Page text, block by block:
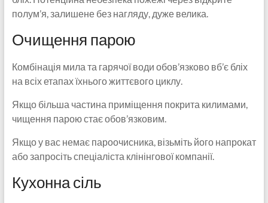
полум’я, залишене без нагляду, дуже велика.
Очищення парою
Комбінація мила та гарячої води обов’язково вб’є бліх
на всіх етапах їхнього життєвого циклу.
Якщо більша частина приміщення покрита килимами,
чищення парою стає обов’язковим.
Якщо у вас немає пароочисника, візьміть його напрокат
або запросіть спеціаліста клінінгової компанії.
Кухонна сіль